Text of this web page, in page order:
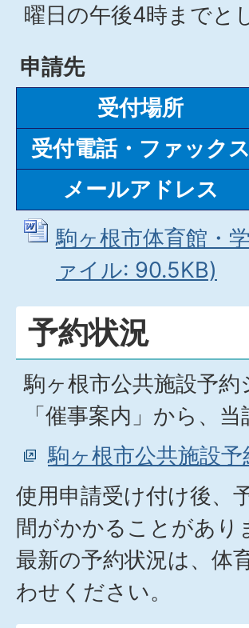
曜日の午後4時までと
申請先
受付場所
受付電話・ファックス
メールアドレス
駒ヶ根市体育館・
ァイル: 90.5KB)
予約状況
駒ヶ根市公共施設予
「催事案内」から、
駒ヶ根市公共施設
使用申請受け付け後、
間がかかることがあり
最新の予約状況は、体
わせください。